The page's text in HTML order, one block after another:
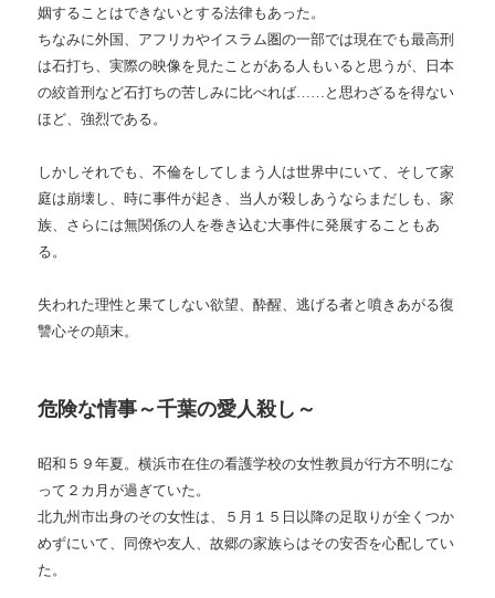
姻することはできないとする法律もあった。
ちなみに外国、アフリカやイスラム圏の一部では現在でも最高刑
は石打ち、実際の映像を見たことがある人もいると思うが、日本
の絞首刑など石打ちの苦しみに比べれば……と思わざるを得ない
ほど、強烈である。
しかしそれでも、不倫をしてしまう人は世界中にいて、そして家
庭は崩壊し、時に事件が起き、当人が殺しあうならまだしも、家
族、さらには無関係の人を巻き込む大事件に発展することもあ
る。
失われた理性と果てしない欲望、酔醒、逃げる者と噴きあがる復
讐心その顛末。
危険な情事～千葉の愛人殺し～
昭和５９年夏。横浜市在住の看護学校の女性教員が行方不明にな
って２カ月が過ぎていた。
北九州市出身のその女性は、５月１５日以降の足取りが全くつか
めずにいて、同僚や友人、故郷の家族らはその安否を心配してい
た。